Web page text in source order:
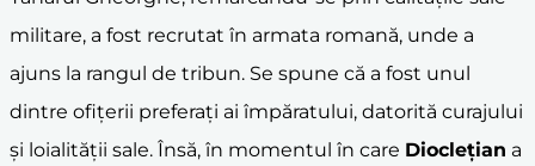
militare, a fost recrutat în armata romană, unde a
ajuns la rangul de tribun. Se spune că a fost unul
dintre ofițerii preferați ai împăratului, datorită curajului
și loialității sale. Însă, în momentul în care Dioclețian a